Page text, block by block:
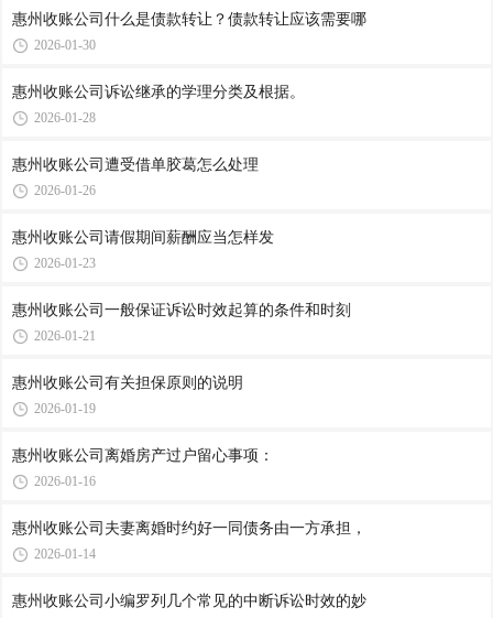
惠州收账公司​什么是债款转让？债款转让应该需要哪
2026-01-30
惠州收账公司​诉讼继承的学理分类及根据。
2026-01-28
惠州收账公司​遭受借单胶葛怎么处理
2026-01-26
惠州收账公司​请假期间薪酬应当怎样发
2026-01-23
惠州收账公司​一般保证诉讼时效起算的条件和时刻
2026-01-21
惠州收账公司​有关担保原则的说明
2026-01-19
惠州收账公司​离婚房产过户留心事项：
2026-01-16
惠州收账公司​夫妻离婚时约好一同债务由一方承担，
2026-01-14
惠州收账公司​小编罗列几个常见的中断诉讼时效的妙